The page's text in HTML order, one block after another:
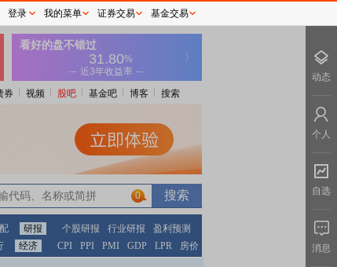
券 视频 股吧 基金吧 博客 搜索
0
研报 个股研报 行业研报
盈利预测
经济 CPI PPI PMI GDP LPR 房价
登录 我的菜单 证券交易 基金交易
动态
个人
自选
消息